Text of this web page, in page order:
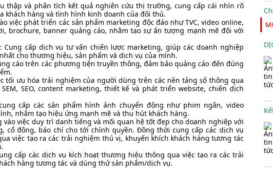
thập và phân tích kết quả nghiên cứu thị trường, cung cấp cái nhìn rõ
khách hàng và tình hình kinh doanh của đối thủ.
việc phát triển các sản phẩm marketing độc đáo như TVC, video online,
brochure, banner quảng cáo, nhằm tạo sự ấn tượng mạnh mẽ đối với
Cung cấp dịch vụ tư vấn chiến lược marketing, giúp các doanh nghiệp
cho thương hiệu, sản phẩm và dịch vụ của mình.
cáo trên các phương tiện truyền thông, đảm bảo quảng cáo đến đúng
tối ưu hóa trải nghiệm của người dùng trên các nền tảng số thông qua
SEO, content marketing, thiết kế và phát triển website, chiến dịch
cấp các sản phẩm hình ảnh chuyển động như phim ngắn, video
nhằm tạo hiệu ứng mạnh mẽ và thu hút khách hàng.
vào việc duy trì danh tiếng và mối quan hệ tốt đẹp cho doanh nghiệp với
cổ đông, báo chí cho tới chính quyền. Đồng thời cung cấp các dịch vụ
việc tạo ra các trải nghiệm thú vị, khuyến khích khách hàng tương tác
cấp các dịch vụ kích hoạt thương hiệu thông qua việc tạo ra các trải
hàng tương tác và dùng thử sản phẩm/dịch vụ.